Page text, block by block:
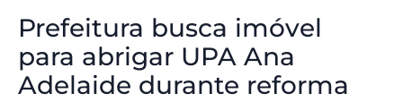
Prefeitura busca imóvel
para abrigar UPA Ana
Adelaide durante reforma